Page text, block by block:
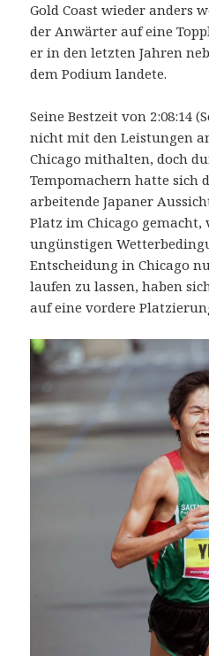
Gold Coast wieder anders
der Anwärter auf eine
er in den letzten Jahren
dem Podium landete.
Seine Bestzeit von 2:08:14
nicht mit den Leistungen
Chicago mithalten, doch
Tempomachern hatte sich
arbeitende Japaner
Platz im Chicago gemacht,
ungünstigen
Entscheidung in Chicago
laufen zu lassen, haben
auf eine vordere